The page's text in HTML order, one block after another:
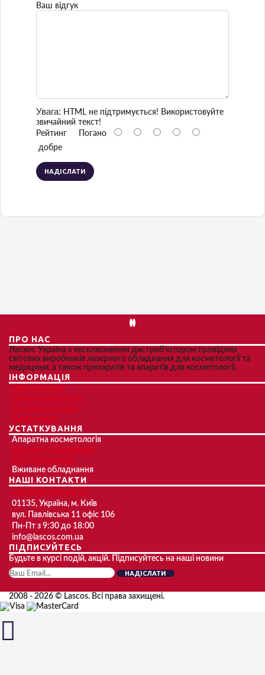
Ваш відгук
Увага: HTML не підтримується! Використовуйте
звичайний текст!
Рейтинг Погано
добре
НАДІСЛАТИ
ПРО НАС
Ласкос Україна є ексклюзивним дистриб'ютором провідних
світових виробників лазерного обладнання для косметології та
медицини, а також препаратів та апаратів для косметології.
ІНФОРМАЦІЯ
Про компанію
Навчальний центр
Зв'язатися з нами
Карта сайту
УСТАТКУВАННЯ
Апаратна косметологія
Медичне обладнання
SPA обладнання
Вживане обладнання
НАШІ КОНТАКТИ
+38 (044) 499-96-55
01135, Україна, м. Київ
вул. Павлівська 11 офіс 106
Пн-Пт з 9:30 до 18:00
info@lascos.com.ua
ПІДПИСУЙТЕСЬ
Будьте в курсі подій, акцій. Підписуйтесь на наші новини
НАДІСЛАТИ
2008 - 2026 © Lascos. Всі права захищені.